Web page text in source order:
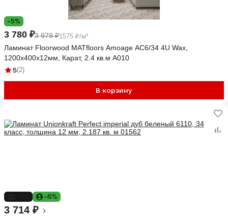
-5%
3 780 ₽3 979 ₽1575 ₽/м²
Ламинат Floorwood MATfloors Amoage АС6/34 4U Wax,
1200х400х12мм, Карат, 2.4 кв.м А010
5(2)
В корзину
-6%
3 714 ₽